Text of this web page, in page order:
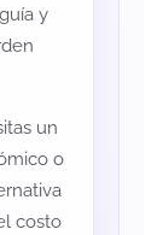
y
un
o
costo